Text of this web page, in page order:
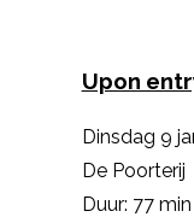
Upon
Dinsdag 9
De Poorterij
Duur: 77